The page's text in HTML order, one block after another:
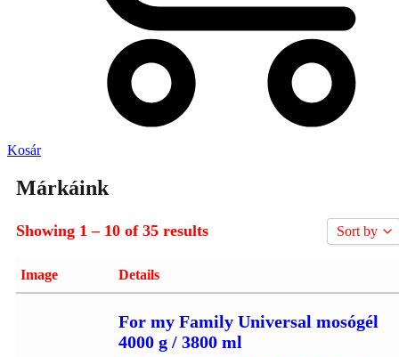
Kosár
Márkáink
Showing 1 – 10 of 35 results Sort by
Sort by
Sort by
Image Details
For my Family Universal mosógél
4000 g / 3800 ml